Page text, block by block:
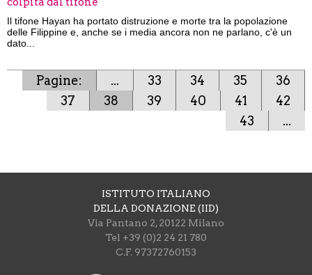
Il tifone Hayan ha portato distruzione e morte tra la popolazione
delle Filippine e, anche se i media ancora non ne parlano, c'è un
dato...
Pagine: ... 33 34 35
36
37
38 39 40 41
42
43
...
ISTITUTO ITALIANO
DELLA DONAZIONE (IID)
Via Pantano 2, 20122 Milano
Tel +39 (0)2 24 21 780
C.F. 97372760153